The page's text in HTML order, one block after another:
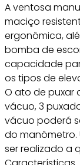
A ventosa
maciço
ergonômica,
bomba de
capacidade
os tipos de
O ato de puxar
vácuo, 3
vácuo poderá
do
ser realizado a